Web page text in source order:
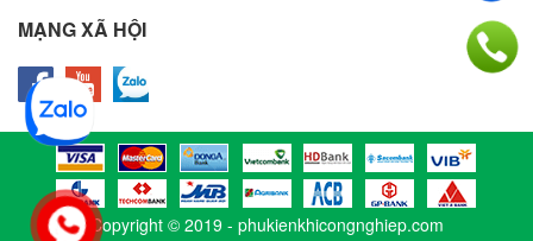
MẠNG XÃ HỘI
Copyright © 2019 - phukienkhicongnghiep.com